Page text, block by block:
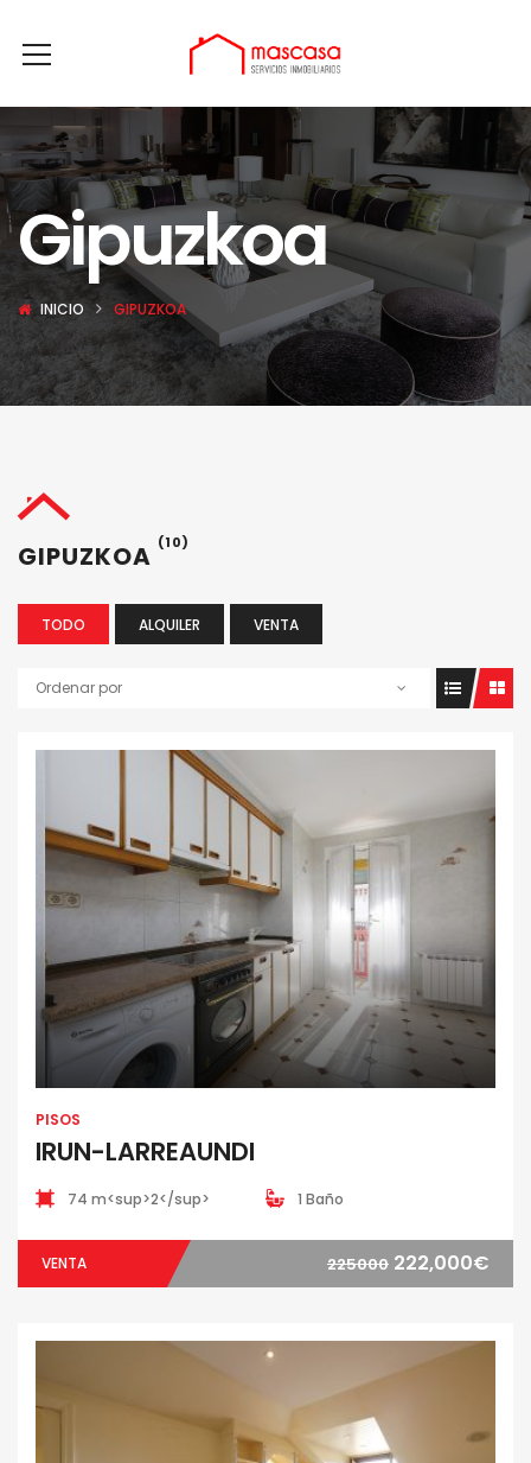
Gipuzkoa
INICIO GIPUZKOA
GIPUZKOA (10)
TODO ALQUILER VENTA
Ordenar por
PISOS
IRUN-LARREAUNDI
74 m<sup>2</sup> 1 Baño
VENTA 225000 222,000€